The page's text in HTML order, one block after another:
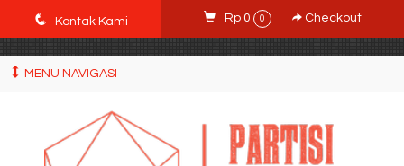
POWgW_CidIRh4HWyBRJVVZyqc0CP9mpkA8eE65rpyX0" />
q Kontak Kami Rp 0 0 Checkout
MENU NAVIGASI